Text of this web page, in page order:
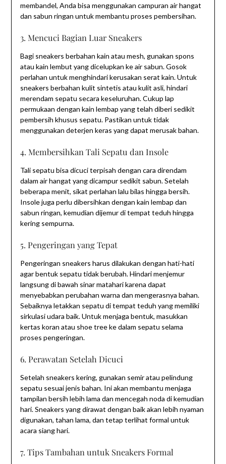
membandel, Anda bisa menggunakan campuran air hangat
dan sabun ringan untuk membantu proses pembersihan.
3. Mencuci Bagian Luar Sneakers
Bagi sneakers berbahan kain atau mesh, gunakan spons
atau kain lembut yang dicelupkan ke air sabun. Gosok
perlahan untuk menghindari kerusakan serat kain. Untuk
sneakers berbahan kulit sintetis atau kulit asli, hindari
merendam sepatu secara keseluruhan. Cukup lap
permukaan dengan kain lembap yang telah diberi sedikit
pembersih khusus sepatu. Pastikan untuk tidak
menggunakan deterjen keras yang dapat merusak bahan.
4. Membersihkan Tali Sepatu dan Insole
Tali sepatu bisa dicuci terpisah dengan cara direndam
dalam air hangat yang dicampur sedikit sabun. Setelah
beberapa menit, sikat perlahan lalu bilas hingga bersih.
Insole juga perlu dibersihkan dengan kain lembap dan
sabun ringan, kemudian dijemur di tempat teduh hingga
kering sempurna.
5. Pengeringan yang Tepat
Pengeringan sneakers harus dilakukan dengan hati-hati
agar bentuk sepatu tidak berubah. Hindari menjemur
langsung di bawah sinar matahari karena dapat
menyebabkan perubahan warna dan mengerasnya bahan.
Sebaiknya letakkan sepatu di tempat teduh yang memiliki
sirkulasi udara baik. Untuk menjaga bentuk, masukkan
kertas koran atau shoe tree ke dalam sepatu selama
proses pengeringan.
6. Perawatan Setelah Dicuci
Setelah sneakers kering, gunakan semir atau pelindung
sepatu sesuai jenis bahan. Ini akan membantu menjaga
tampilan bersih lebih lama dan mencegah noda di kemudian
hari. Sneakers yang dirawat dengan baik akan lebih nyaman
digunakan, tahan lama, dan tetap terlihat formal untuk
acara siang hari.
7. Tips Tambahan untuk Sneakers Formal